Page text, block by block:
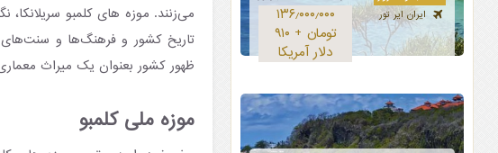
می‌زنند. موزه های کلمبو سریلانکا،
تاریخ کشور و فرهنگ‌ها و
ظهور کشور بعنوان یک میراث
موزه ملی کلمبو
ایران ایر تور
۱۳۶٫۰۰۰٫۰۰۰
تومان + ۹۱۰
دلار آمریکا